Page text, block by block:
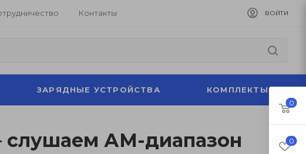
Контакты ВОЙТИ
ЗАРЯДНЫЕ УСТРОЙСТВА КОМПЛЕКТЫ
слушаем АМ-диапазон
0
0